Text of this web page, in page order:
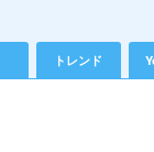
トレンド